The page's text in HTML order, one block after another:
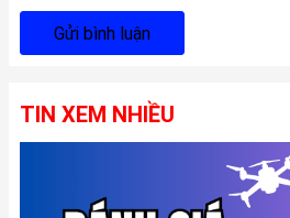
Gửi bình luận
TIN XEM NHIỀU